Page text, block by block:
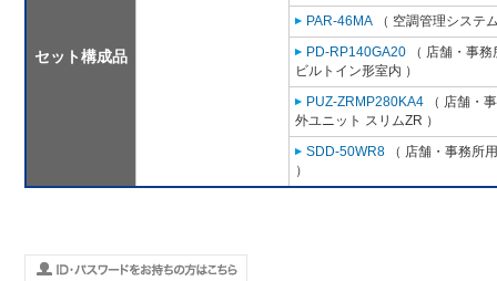
セット構成品
PAR-46MA （ 空調管理システ
PD-RP140GA20 （ 店舗・事
ビルトイン形室内 ）
PUZ-ZRMP280KA4 （ 店舗・
外ユニット スリムZR ）
SDD-50WR8 （ 店舗・事務所
）